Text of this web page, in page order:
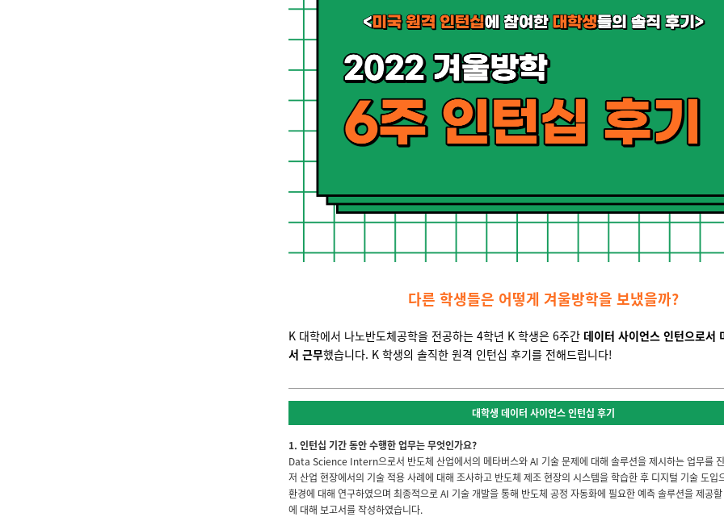
다른 학생들은 어떻게 겨울방학을 보냈을까?
K 대학에서 나노반도체공학을 전공하는 4학년 K 학생은 6주간 데이터 사이언스 인턴으로서
서 근무했습니다. K 학생의 솔직한 원격 인턴십 후기를 전해드립니다!
대학생 데이터 사이언스 인턴십 후기
1. 인턴십 기간 동안 수행한 업무는 무엇인가요?
Data Science Intern으로서 반도체 산업에서의 메타버스와 AI 기술 문제에 대해 솔루션을 제시하는 업무를
저 산업 현장에서의 기술 적용 사례에 대해 조사하고 반도체 제조 현장의 시스템을 학습한 후 디지털 기술 도입
환경에 대해 연구하였으며 최종적으로 AI 기술 개발을 통해 반도체 공정 자동화에 필요한 예측 솔루션을 제공
에 대해 보고서를 작성하였습니다.